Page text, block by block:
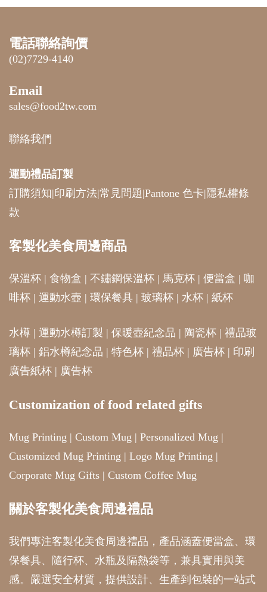
電話聯絡詢價
(02)7729-4140
Email
sales@food2tw.com
聯絡我們
運動禮品訂製
訂購須知|印刷方法|常見問題|Pantone 色卡| 隱私權條
款
客製化美食周邊商品
保溫杯 | 食物盒 | 不鏽鋼保溫杯 | 馬克杯 | 便當盒 | 咖
啡杯 | 運動水壺 | 環保餐具 | 玻璃杯 | 水杯 | 紙杯
水樽 | 運動水樽訂製 | 保暖壺紀念品 | 陶瓷杯 | 禮品玻
璃杯 | 鋁水樽紀念品 | 特色杯 | 禮品杯 | 廣告杯 | 印刷
廣告紙杯 | 廣告杯
Customization of food related gifts
Mug Printing | Custom Mug | Personalized Mug |
Customized Mug Printing | Logo Mug Printing |
Corporate Mug Gifts | Custom Coffee Mug
關於客製化美食周邊禮品
我們專注客製化美食周邊禮品，產品涵蓋便當盒、環
保餐具、隨行杯、水瓶及隔熱袋等，兼具實用與美
感。嚴選安全材質，提供設計、生產到包裝的一站式